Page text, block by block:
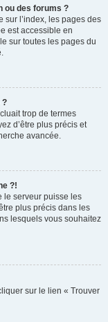
ou des forums ?
sur l’index, les pages des
est accessible en
sur toutes les pages du
?
trop de termes
d’être plus précis et
avancée.
?!
le serveur puisse les
plus précis dans les
lesquels vous souhaitez
sur le lien « Trouver